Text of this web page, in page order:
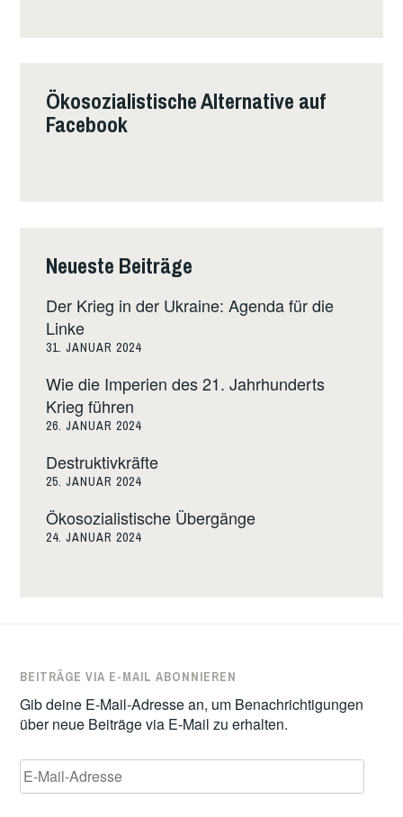
Ökosozialistische Alternative auf
Facebook
Neueste Beiträge
Der Krieg in der Ukraine: Agenda für die
Linke
31. JANUAR 2024
Wie die Imperien des 21. Jahrhunderts
Krieg führen
26. JANUAR 2024
Destruktivkräfte
25. JANUAR 2024
Ökosozialistische Übergänge
24. JANUAR 2024
BEITRÄGE VIA E-MAIL ABONNIEREN
Gib deine E-Mail-Adresse an, um Benachrichtigungen
über neue Beiträge via E-Mail zu erhalten.
E-
Mail-